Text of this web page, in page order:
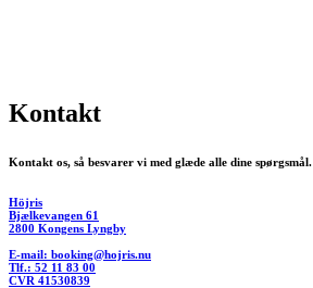
Kontakt
Kontakt os, så besvarer vi med glæde alle dine spørgsmål.
Höjris
Bjælkevangen 61
2800 Kongens Lyngby
E-mail: booking@hojris.nu
Tlf.: 52 11 83 00
CVR 41530839